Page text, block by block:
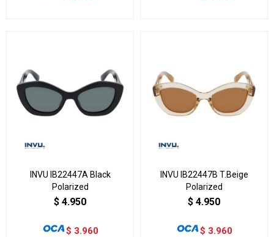
INVU IB22447A Black
Polarized
$ 4.950
$ 3.960
INVU IB22447B T.Beige
Polarized
$ 4.950
$ 3.960